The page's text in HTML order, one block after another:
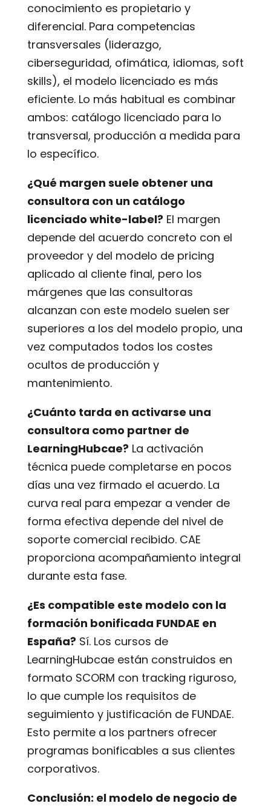
conocimiento es propietario y
diferencial. Para competencias
transversales (liderazgo,
ciberseguridad, ofimática, idiomas, soft
skills), el modelo licenciado es más
eficiente. Lo más habitual es combinar
ambos: catálogo licenciado para lo
transversal, producción a medida para
lo específico.
¿Qué margen suele obtener una
consultora con un catálogo
licenciado white-label? El margen
depende del acuerdo concreto con el
proveedor y del modelo de pricing
aplicado al cliente final, pero los
márgenes que las consultoras
alcanzan con este modelo suelen ser
superiores a los del modelo propio, una
vez computados todos los costes
ocultos de producción y
mantenimiento.
¿Cuánto tarda en activarse una
consultora como partner de
LearningHubcae? La activación
técnica puede completarse en pocos
días una vez firmado el acuerdo. La
curva real para empezar a vender de
forma efectiva depende del nivel de
soporte comercial recibido. CAE
proporciona acompañamiento integral
durante esta fase.
¿Es compatible este modelo con la
formación bonificada FUNDAE en
España? Sí. Los cursos de
LearningHubcae están construidos en
formato SCORM con tracking riguroso,
lo que cumple los requisitos de
seguimiento y justificación de FUNDAE.
Esto permite a los partners ofrecer
programas bonificables a sus clientes
corporativos.
Conclusión: el modelo de negocio de